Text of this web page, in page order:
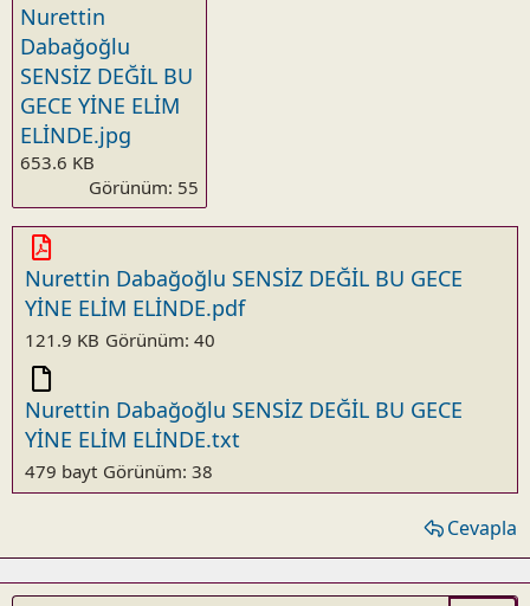
Nurettin
Dabağoğlu
SENSİZ DEĞİL BU
GECE YİNE ELİM
ELİNDE.jpg
653.6 KB
Görünüm: 55
Nurettin Dabağoğlu SENSİZ DEĞİL BU GECE
YİNE ELİM ELİNDE.pdf
121.9 KB Görünüm: 40
Nurettin Dabağoğlu SENSİZ DEĞİL BU GECE
YİNE ELİM ELİNDE.txt
479 bayt Görünüm: 38
Cevapla